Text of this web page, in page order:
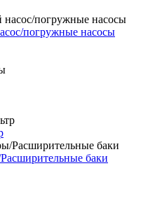
погружные насосы
баки